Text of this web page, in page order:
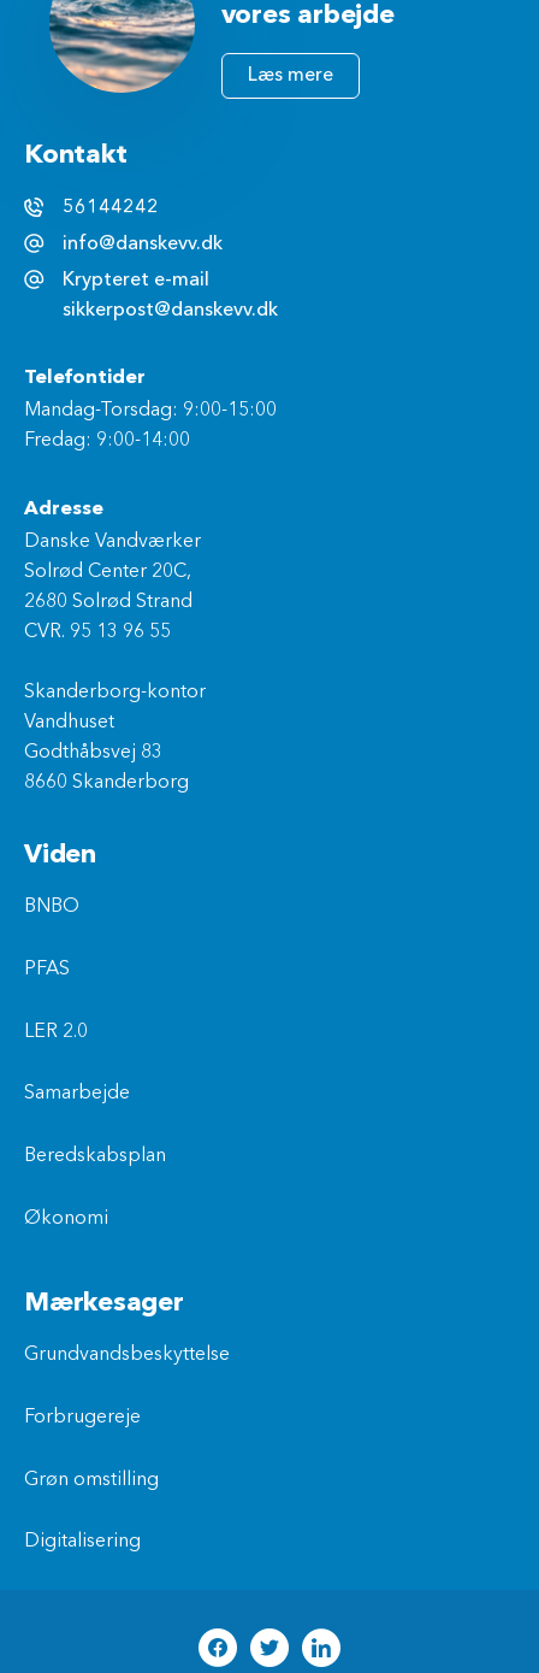
vores arbejde
Læs mere
Kontakt
56144242
info@danskevv.dk
Krypteret e-mail
sikkerpost@danskevv.dk
Telefontider
Mandag-Torsdag: 9:00-15:00
Fredag: 9:00-14:00
Adresse
Danske Vandværker
Solrød Center 20C,
2680 Solrød Strand
CVR. 95 13 96 55
Skanderborg-kontor
Vandhuset
Godthåbsvej 83
8660 Skanderborg
Viden
BNBO
PFAS
LER 2.0
Samarbejde
Beredskabsplan
Økonomi
Mærkesager
Grundvandsbeskyttelse
Forbrugereje
Grøn omstilling
Digitalisering